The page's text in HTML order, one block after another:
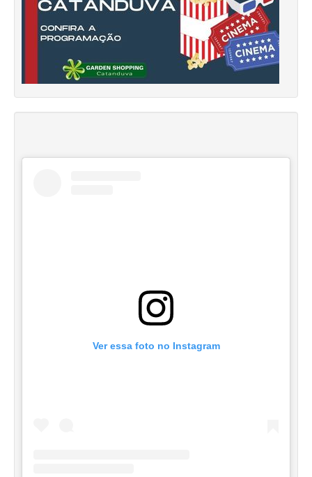
Ver essa foto no Instagram